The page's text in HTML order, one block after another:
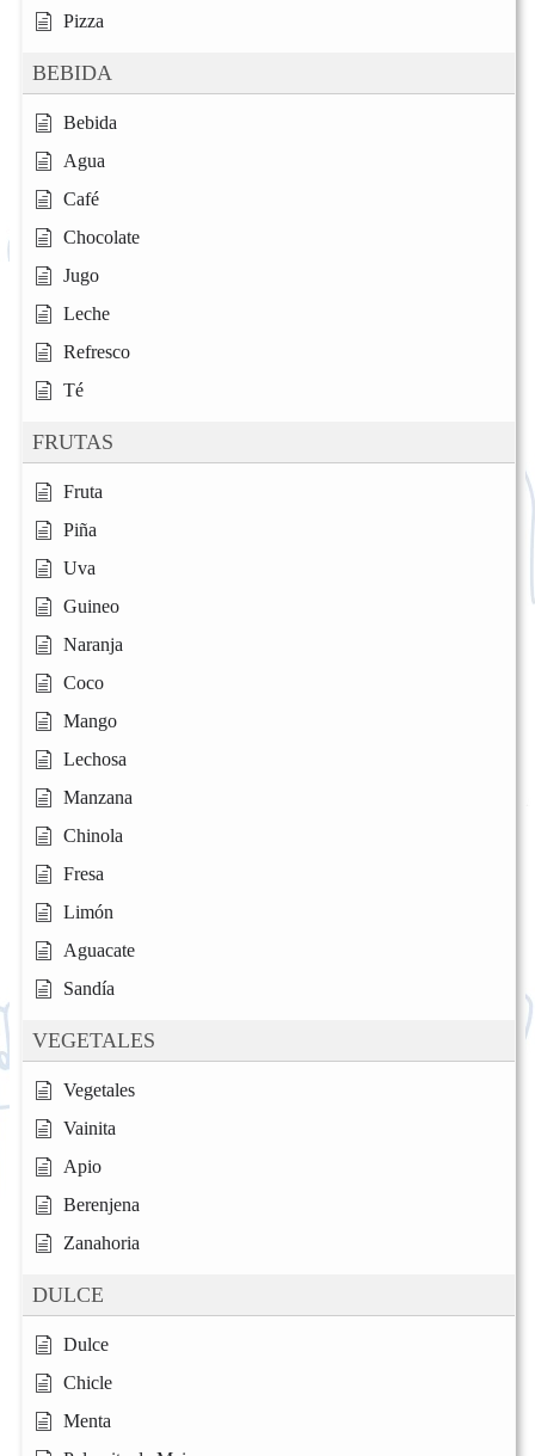
Pizza
BEBIDA
Bebida
Agua
Café
Chocolate
Jugo
Leche
Refresco
Té
FRUTAS
Fruta
Piña
Uva
Guineo
Naranja
Coco
Mango
Lechosa
Manzana
Chinola
Fresa
Limón
Aguacate
Sandía
VEGETALES
Vegetales
Vainita
Apio
Berenjena
Zanahoria
DULCE
Dulce
Chicle
Menta